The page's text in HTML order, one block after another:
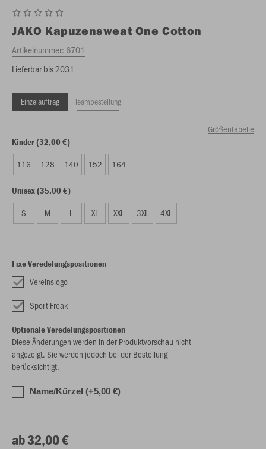
JAKO Kapuzensweat One Cotton
Artikelnummer: 6701
Lieferbar bis 2031
Einzelauftrag Teambestellung
Größentabelle
Kinder (32,00 €)
116 128 140 152 164
Unisex (35,00 €)
S M L XL XXL 3XL 4XL
Fixe Veredelungspositionen
Vereinslogo
Sport Freak
Optionale Veredelungspositionen
Diese Änderungen werden in der Produktvorschau nicht
angezeigt. Sie werden jedoch bei der Bestellung
berücksichtigt.
Name/Kürzel (+5,00 €)
ab 32,00 €